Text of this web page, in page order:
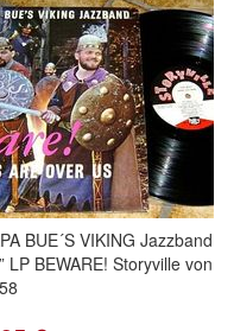
BUE´S VIKING Jazzband
LP BEWARE! Storyville von